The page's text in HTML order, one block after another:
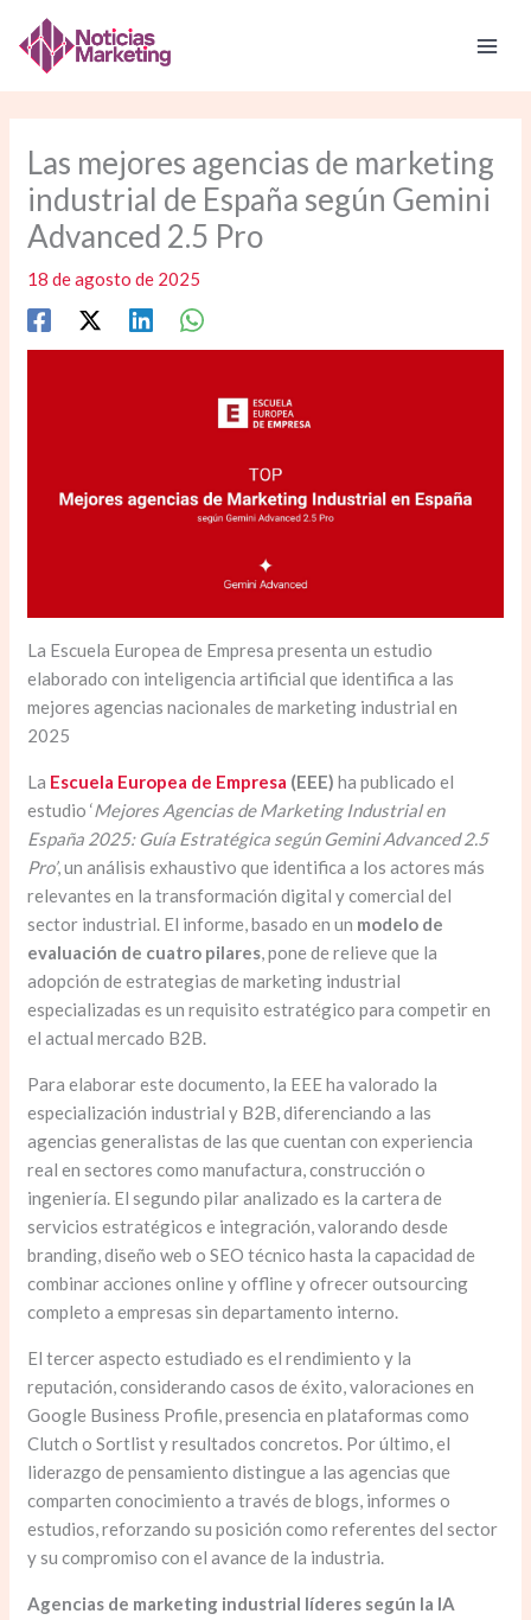
contenido
Las mejores agencias de marketing
industrial de España según Gemini
Advanced 2.5 Pro
18 de agosto de 2025
La Escuela Europea de Empresa presenta un estudio
elaborado con inteligencia artificial que identifica a las
mejores agencias nacionales de marketing industrial en
2025
La Escuela Europea de Empresa (EEE) ha publicado el
estudio ‘Mejores Agencias de Marketing Industrial en
España 2025: Guía Estratégica según Gemini Advanced 2.5
Pro’, un análisis exhaustivo que identifica a los actores más
relevantes en la transformación digital y comercial del
sector industrial. El informe, basado en un modelo de
evaluación de cuatro pilares, pone de relieve que la
adopción de estrategias de marketing industrial
especializadas es un requisito estratégico para competir en
el actual mercado B2B.
Para elaborar este documento, la EEE ha valorado la
especialización industrial y B2B, diferenciando a las
agencias generalistas de las que cuentan con experiencia
real en sectores como manufactura, construcción o
ingeniería. El segundo pilar analizado es la cartera de
servicios estratégicos e integración, valorando desde
branding, diseño web o SEO técnico hasta la capacidad de
combinar acciones online y offline y ofrecer outsourcing
completo a empresas sin departamento interno.
El tercer aspecto estudiado es el rendimiento y la
reputación, considerando casos de éxito, valoraciones en
Google Business Profile, presencia en plataformas como
Clutch o Sortlist y resultados concretos. Por último, el
liderazgo de pensamiento distingue a las agencias que
comparten conocimiento a través de blogs, informes o
estudios, reforzando su posición como referentes del sector
y su compromiso con el avance de la industria.
Agencias de marketing industrial líderes según la IA